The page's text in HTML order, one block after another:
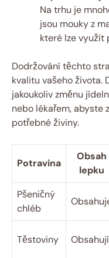
Na trhu je
jsou mouky z
které lze využít
Dodržování těchto
kvalitu vašeho života.
jakoukoliv změnu
nebo lékařem, abyste
potřebné živiny.
Potravina
Obsah
lepku
Pšeničný
chléb
Těstoviny Obsahují